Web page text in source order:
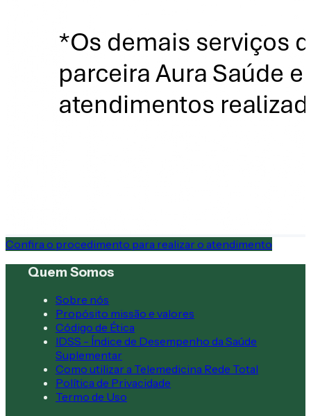
Confira o procedimento para realizar o atendimento
Quem Somos
Sobre nós
Propósito missão e valores
Código de Ética
IDSS - Índice de Desempenho da Saúde
Suplementar
Como utilizar a Telemedicina Rede Total
Política de Privacidade
Termo de Uso